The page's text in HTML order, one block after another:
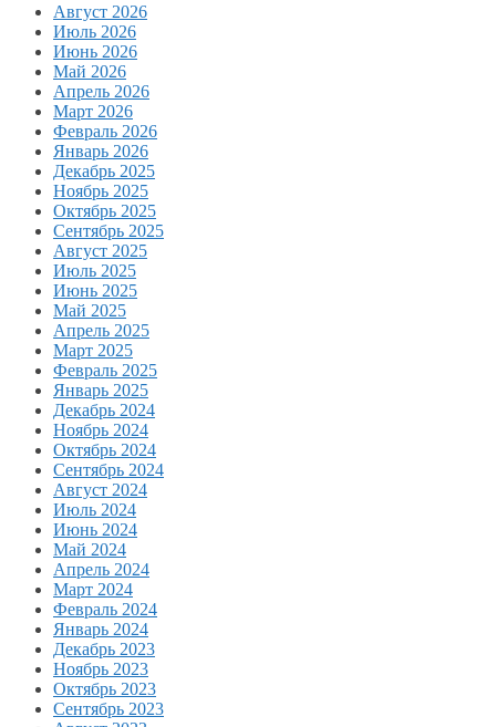
Август 2026
Июль 2026
Июнь 2026
Май 2026
Апрель 2026
Март 2026
Февраль 2026
Январь 2026
Декабрь 2025
Ноябрь 2025
Октябрь 2025
Сентябрь 2025
Август 2025
Июль 2025
Июнь 2025
Май 2025
Апрель 2025
Март 2025
Февраль 2025
Январь 2025
Декабрь 2024
Ноябрь 2024
Октябрь 2024
Сентябрь 2024
Август 2024
Июль 2024
Июнь 2024
Май 2024
Апрель 2024
Март 2024
Февраль 2024
Январь 2024
Декабрь 2023
Ноябрь 2023
Октябрь 2023
Сентябрь 2023